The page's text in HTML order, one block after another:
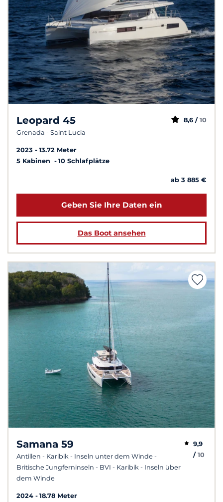
Leopard 45
Grenada - Saint Lucia
8,6 / 10
2023
13.72 Meter
5 Kabinen
10 Schlafplätze
ab 3 885 €
Geben Sie Ihre Daten ein
Das Boot ansehen
Samana 59
Antillen - Karibik - Inseln unter dem Winde -
Britische Jungferninseln - BVI - Karibik - Inseln über
dem Winde
9,9
/10
2024 18.78 Meter